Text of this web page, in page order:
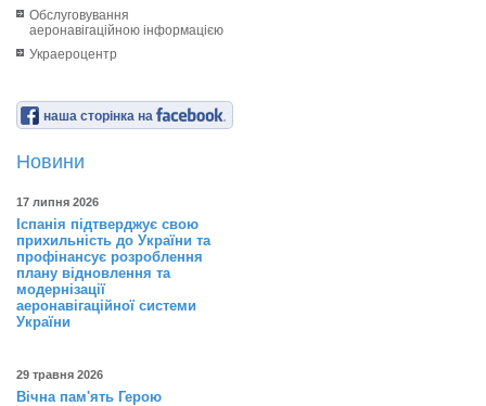
Обслуговування
аеронавігаційною інформацією
Украероцентр
наша сторінка на
Новини
17 липня 2026
Іспанія підтверджує свою
прихильність до України та
профінансує розроблення
плану відновлення та
модернізації
аеронавігаційної системи
України
29 травня 2026
Вічна пам'ять Герою